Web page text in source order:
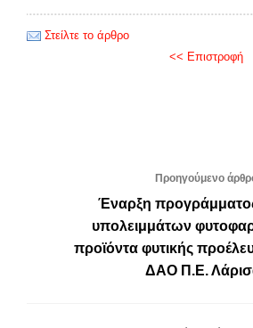
Στείλτε το άρθρο
<< Επιστροφή
Προηγούμενο
Έναρξη
υπολειμμάτων
προϊόντα φυτικής
ΔΑΟ Π.Ε.